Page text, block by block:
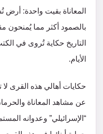
المعاناة بقيت واحدة:
بالصمود أكثر مما يُمنحون
التاريخ حكاية تُروى في
الأيام.
حكايات أهالي هذه القرى لا
عن مشاهد المعاناة
“الإسرائيلي” وعدوانه